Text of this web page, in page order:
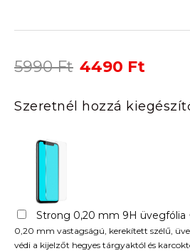
5990Ft Original
was:
5990 Ft.
4490 Ft
is:
4490
Szeretnél hozzá
Strong 0,20 mm 9H üvegfólia
0,20 mm vastagságú, kerekített szélű,
védi a kijelzőt hegyes tárgyaktól és